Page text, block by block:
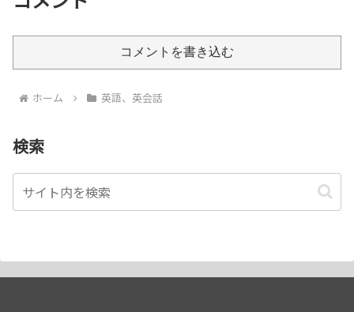
コメントを書き込む
ホーム 英語、英会話
検索